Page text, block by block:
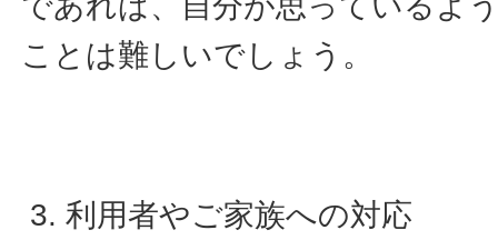
ことは難しいでしょう。
利用者やご家族への対応